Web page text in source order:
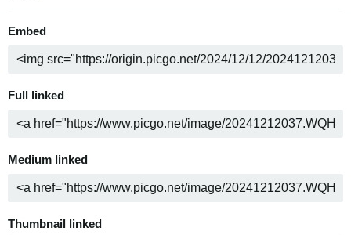
Embed
Full linked
Medium linked
Thumbnail linked